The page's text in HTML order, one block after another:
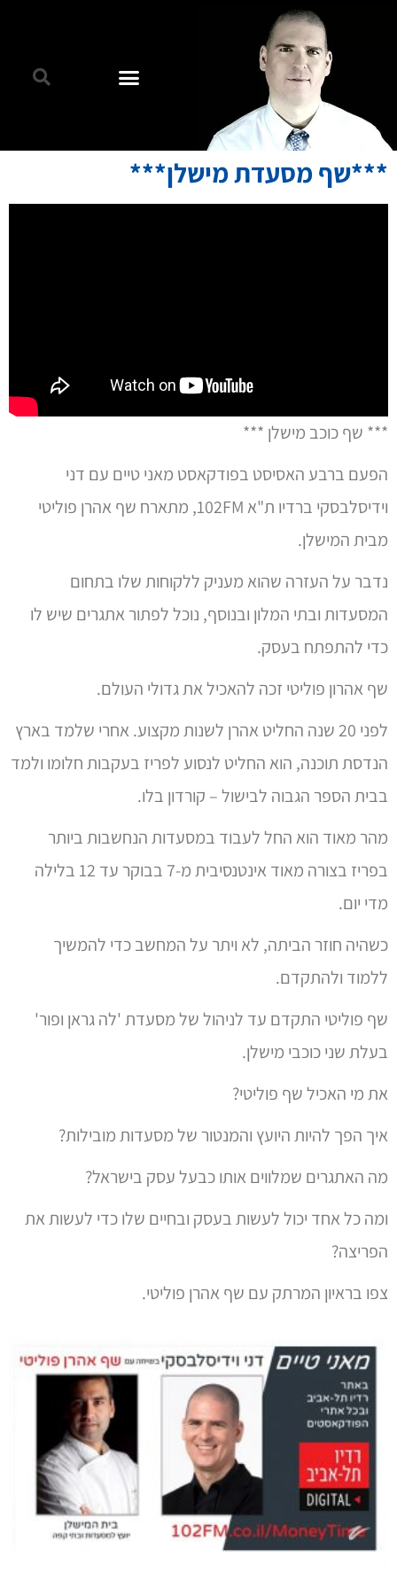
***שף מסעדת מישלן***
*** שף כוכב מישלן ***
הפעם ברבע האסיסט בפודקאסט מאני טיים עם דני
וידיסלבסקי ברדיו ת"א 102FM, מתארח שף אהרן פוליטי
מבית המישלן.
נדבר על העזרה שהוא מעניק ללקוחות שלו בתחום
המסעדות ובתי המלון ובנוסף, נוכל לפתור אתגרים שיש לו
כדי להתפתח בעסק.
שף אהרון פוליטי זכה להאכיל את גדולי העולם.
לפני 20 שנה החליט אהרן לשנות מקצוע. אחרי שלמד בארץ
הנדסת תוכנה, הוא החליט לנסוע לפריז בעקבות חלומו ולמד
בבית הספר הגבוה לבישול – קורדון בלו.
מהר מאוד הוא החל לעבוד במסעדות הנחשבות ביותר
בפריז בצורה מאוד אינטנסיבית מ-7 בבוקר עד 12 בלילה
מדי יום.
כשהיה חוזר הביתה, לא ויתר על המחשב כדי להמשיך
ללמוד ולהתקדם.
שף פוליטי התקדם עד לניהול של מסעדת 'לה גראן ופור'
בעלת שני כוכבי מישלן.
את מי האכיל שף פוליטי?
איך הפך להיות היועץ והמנטור של מסעדות מובילות?
מה האתגרים שמלווים אותו כבעל עסק בישראל?
ומה כל אחד יכול לעשות בעסק ובחיים שלו כדי לעשות את
הפריצה?
צפו בראיון המרתק עם שף אהרן פוליטי.